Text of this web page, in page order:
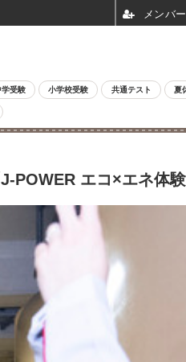
学受験 小学校受験 共通テスト 夏
POWER エコ×エネ体